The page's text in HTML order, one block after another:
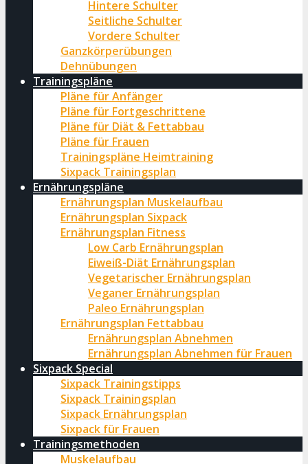
Hintere Schulter
Seitliche Schulter
Vordere Schulter
Ganzkörperübungen
Dehnübungen
Trainingspläne
Pläne für Anfänger
Pläne für Fortgeschrittene
Pläne für Diät & Fettabbau
Pläne für Frauen
Trainingspläne Heimtraining
Sixpack Trainingsplan
Ernährungspläne
Ernährungsplan Muskelaufbau
Ernährungsplan Sixpack
Ernährungsplan Fitness
Low Carb Ernährungsplan
Eiweiß-Diät Ernährungsplan
Vegetarischer Ernährungsplan
Veganer Ernährungsplan
Paleo Ernährungsplan
Ernährungsplan Fettabbau
Ernährungsplan Abnehmen
Ernährungsplan Abnehmen für Frauen
Sixpack Special
Sixpack Trainingstipps
Sixpack Trainingsplan
Sixpack Ernährungsplan
Sixpack für Frauen
Trainingsmethoden
Muskelaufbau